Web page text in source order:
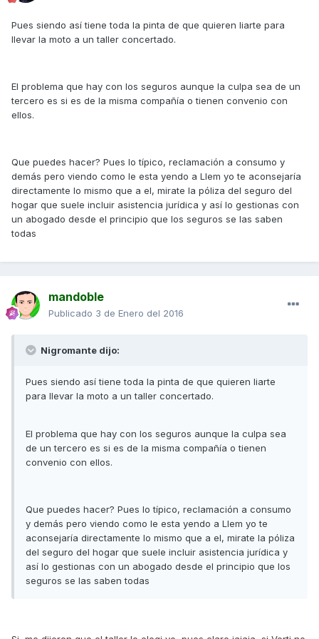
Pues siendo así tiene toda la pinta de que quieren liarte para
llevar la moto a un taller concertado.
El problema que hay con los seguros aunque la culpa sea de un
tercero es si es de la misma compañía o tienen convenio con
ellos.
Que puedes hacer? Pues lo típico, reclamación a consumo y
demás pero viendo como le esta yendo a Llem yo te aconsejaría
directamente lo mismo que a el, mirate la póliza del seguro del
hogar que suele incluir asistencia jurídica y así lo gestionas con
un abogado desde el principio que los seguros se las saben
todas
mandoble
Publicado 3 de Enero del 2016
Nigromante dijo:
Pues siendo así tiene toda la pinta de que quieren liarte
para llevar la moto a un taller concertado.
El problema que hay con los seguros aunque la culpa sea
de un tercero es si es de la misma compañía o tienen
convenio con ellos.
Que puedes hacer? Pues lo típico, reclamación a consumo
y demás pero viendo como le esta yendo a Llem yo te
aconsejaría directamente lo mismo que a el, mirate la póliza
del seguro del hogar que suele incluir asistencia jurídica y
así lo gestionas con un abogado desde el principio que los
seguros se las saben todas